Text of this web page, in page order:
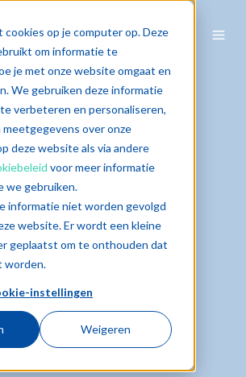
cookies op je computer op. Deze
om informatie te
je met onze website omgaat en
We gebruiken deze informatie
verbeteren en personaliseren,
meetgegevens over onze
deze website als via andere
voor meer informatie
we gebruiken.
informatie niet worden gevolgd
website. Er wordt een kleine
geplaatst om te onthouden dat
worden.
instellingen
Weigeren